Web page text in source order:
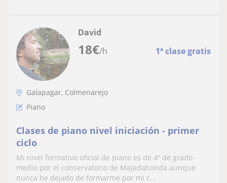
18€/h 1ª clase gratis
David
Galapagar, Colmenarejo
Piano
Clases de piano nivel iniciación - primer
ciclo
Mi nivel formativo oficial de piano es de 4º de grado
medio por el conservatorio de Majadahonda aunque
nunca he dejado de formarme por mi c...